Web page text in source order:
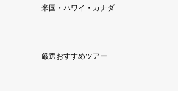
米国・ハワイ・カナダ
厳選おすすめツアー